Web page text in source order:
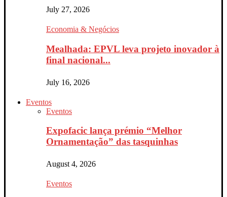
July 27, 2026
Economia & Negócios
Mealhada: EPVL leva projeto inovador à
final nacional...
July 16, 2026
Eventos
Eventos
Expofacic lança prémio “Melhor
Ornamentação” das tasquinhas
August 4, 2026
Eventos